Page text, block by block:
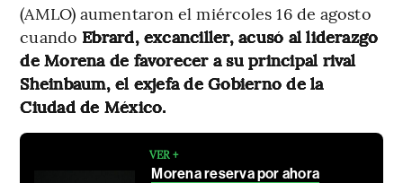
(AMLO) aumentaron el miércoles 16 de agosto
cuando Ebrard, excanciller, acusó al liderazgo
de Morena de favorecer a su principal rival
Sheinbaum, el exjefa de Gobierno de la
Ciudad de México.
VER +
Morena reserva por ahora